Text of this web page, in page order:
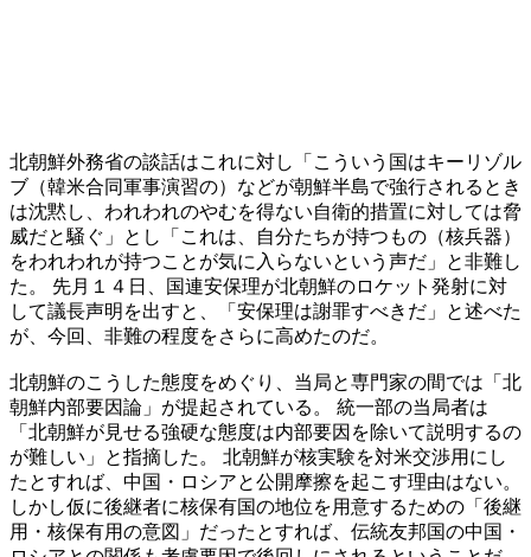
北朝鮮外務省の談話はこれに対し「こういう国はキーリゾル
ブ（韓米合同軍事演習の）などが朝鮮半島で強行されるとき
は沈黙し、われわれのやむを得ない自衛的措置に対しては脅
威だと騒ぐ」とし「これは、自分たちが持つもの（核兵器）
をわれわれが持つことが気に入らないという声だ」と非難し
た。 先月１４日、国連安保理が北朝鮮のロケット発射に対
して議長声明を出すと、「安保理は謝罪すべきだ」と述べた
が、今回、非難の程度をさらに高めたのだ。
北朝鮮のこうした態度をめぐり、当局と専門家の間では「北
朝鮮内部要因論」が提起されている。 統一部の当局者は
「北朝鮮が見せる強硬な態度は内部要因を除いて説明するの
が難しい」と指摘した。 北朝鮮が核実験を対米交渉用にし
たとすれば、中国・ロシアと公開摩擦を起こす理由はない。
しかし仮に後継者に核保有国の地位を用意するための「後継
用・核保有用の意図」だったとすれば、伝統友邦国の中国・